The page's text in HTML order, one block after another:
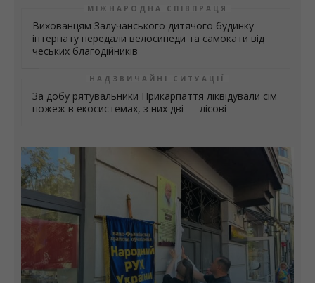
МІЖНАРОДНА СПІВПРАЦЯ
Вихованцям Залучанського дитячого будинку-
інтернату передали велосипеди та самокати від
чеських благодійників
НАДЗВИЧАЙНІ СИТУАЦІЇ
За добу рятувальники Прикарпаття ліквідували сім
пожеж в екосистемах, з них дві — лісові